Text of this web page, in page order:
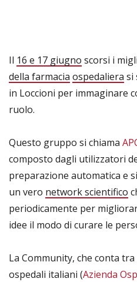
Il 16 e 17 giugno scorsi i
della farmacia ospedaliera si
in Loccioni per immaginare
ruolo.
Questo gruppo si chiama
composto dagli utilizzatori
preparazione automatica e
un vero network scientifico
periodicamente per
idee il modo di curare le
La Community, che conta
ospedali italiani (Azienda